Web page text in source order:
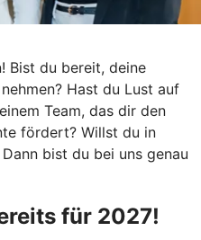
Bist du bereit, deine
Hast du Lust auf
Team, das dir den
fördert? Willst du in
bist du bei uns genau
für 2027!